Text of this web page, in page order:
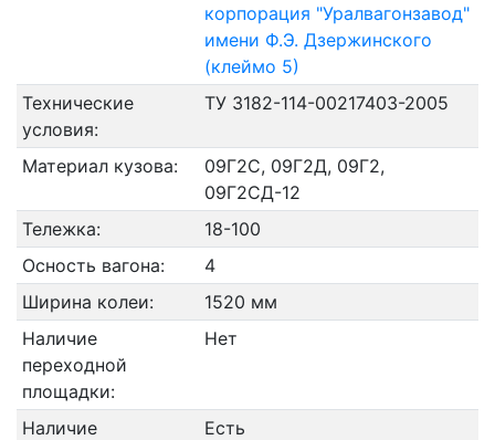
корпорация "Уралвагонзавод"
имени Ф.Э. Дзержинского
(клеймо 5)
Технические
условия:
ТУ 3182-114-00217403-2005
Материал кузова:
09Г2С, 09Г2Д, 09Г2,
09Г2СД-12
Тележка:
18-100
Осность вагона:
4
Ширина колеи:
1520 мм
Наличие
переходной
площадки:
Нет
Наличие
Есть